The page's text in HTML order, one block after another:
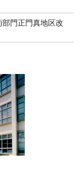
門正門真地区改